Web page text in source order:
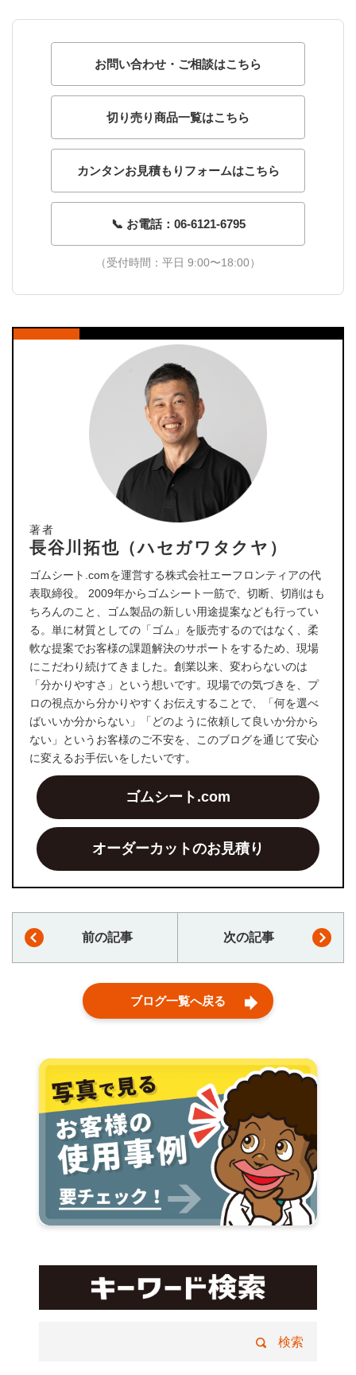
お問い合わせ・ご相談はこちら
切り売り商品一覧はこちら
カンタンお見積もりフォームはこちら
📞 お電話：06-6121-6795
（受付時間：平日 9:00〜18:00）
著者
長谷川拓也（ハセガワタクヤ）
ゴムシート.comを運営する株式会社エーフロンティアの代
表取締役。 2009年からゴムシート一筋で、切断、切削はも
ちろんのこと、ゴム製品の新しい用途提案なども行ってい
る。単に材質としての「ゴム」を販売するのではなく、柔
軟な提案でお客様の課題解決のサポートをするため、現場
にこだわり続けてきました。創業以来、変わらないのは
「分かりやすさ」という想いです。現場での気づきを、プ
ロの視点から分かりやすくお伝えすることで、「何を選べ
ばいいか分からない」「どのように依頼して良いか分から
ない」というお客様のご不安を、このブログを通じて安心
に変えるお手伝いをしたいです。
ゴムシート.com
オーダーカットのお見積り
前の記事 次の記事
ブログ一覧へ戻る